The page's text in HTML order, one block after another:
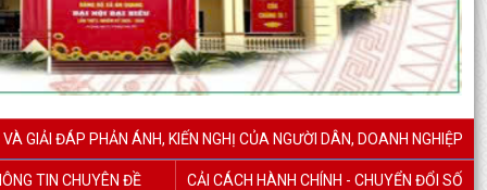
GIẢI ĐÁP PHẢN ÁNH, KIẾN NGHỊ CỦA NGƯỜI DÂN, DOANH NGHIỆP
TIN CHUYÊN ĐỀ CẢI CÁCH HÀNH CHÍNH - CHUYỂN ĐỔI SỐ